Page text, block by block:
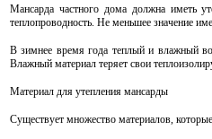
Мансарда частного дома должна иметь
теплопроводность. Не меньшее значение
В зимнее время года теплый и влажный
Влажный материал теряет свои
Материал для утепления мансарды
Существует множество материалов,